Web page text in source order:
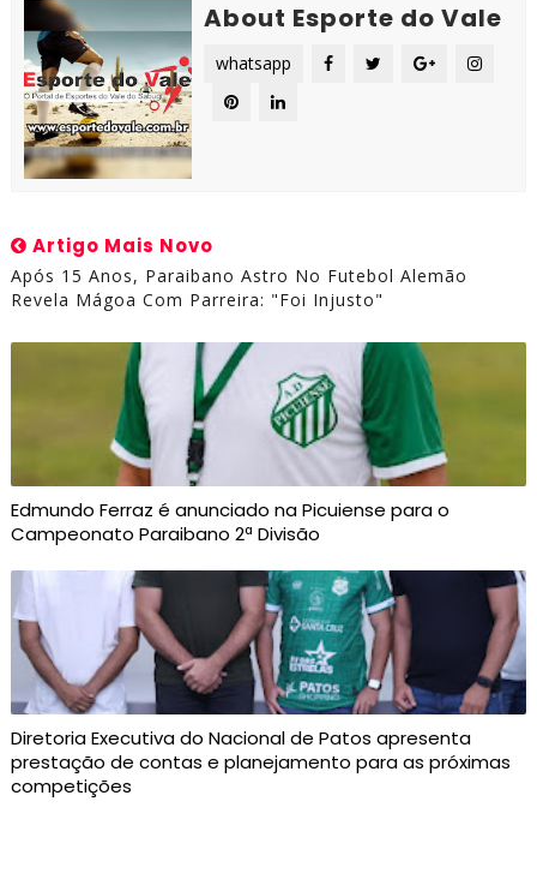
About Esporte do Vale
whatsapp
Artigo Mais Novo
Após 15 Anos, Paraibano Astro No Futebol Alemão
Revela Mágoa Com Parreira: "Foi Injusto"
Edmundo Ferraz é anunciado na Picuiense para o
Campeonato Paraibano 2ª Divisão
Diretoria Executiva do Nacional de Patos apresenta
prestação de contas e planejamento para as próximas
competições